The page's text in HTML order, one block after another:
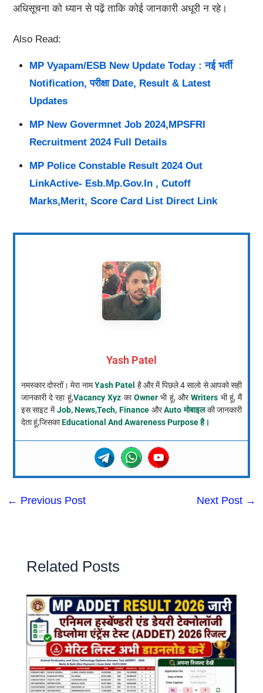
अधिसूचना को ध्यान से पढ़ें ताकि कोई जानकारी अधूरी न रहे।
Also Read:
MP Vyapam/ESB New Update Today : नई भर्ती
Notification, परीक्षा Date, Result & Latest
Updates
MP New Govermnet Job 2024,MPSFRI
Recruitment 2024 Full Details
MP Police Constable Result 2024 Out
LinkActive- Esb.mp.gov.in , Cutoff
Marks,Merit, Score Card List Direct Link
Yash Patel
नमस्कार दोस्तों। मेरा नामYash Patel है और में पिछले 4 सालो से आपको सही
जानकारी दे रहा हूं,Vacancy Xyz काOwnerभी हूं, औरWriters भी हूं, मैं
इस साइट मेंJob, News,Tech, Finance औरAuto मोबाइलकी जानकारी
देता हूं,जिसकाEducational And Awareness Purpose है।
← Previous Post Next Post →
Related Posts